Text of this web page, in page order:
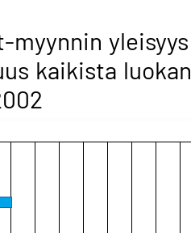
myynnin yleisyys
kaikista luokan